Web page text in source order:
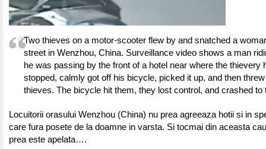
Two thieves on a motor-scooter flew by and snatched a
street in Wenzhou, China. Surveillance video shows a man
he was passing by the front of a hotel near where the thievery
stopped, calmly got off his bicycle, picked it up, and then
thieves. The bicycle hit them, they lost control, and crashed to
Locuitorii orasului Wenzhou (China) nu prea agreeaza hotii si in
care fura posete de la doamne in varsta. Si tocmai din aceasta
prea este apelata….